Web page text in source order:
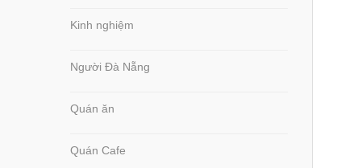
Kinh nghiệm
Người Đà Nẵng
Quán ăn
Quán Cafe